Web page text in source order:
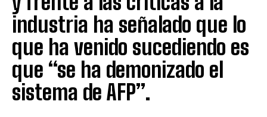
industria ha señalado que lo
que ha venido sucediendo es
que “se ha demonizado el
sistema de AFP”.